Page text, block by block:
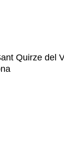
Quirze del